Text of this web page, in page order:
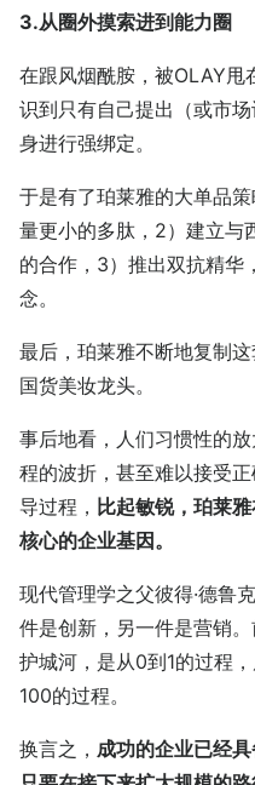
3.从圈外摸索进到能力圈
在跟风烟酰胺，被OLAY甩
识到只有自己提出（或市
身进行强绑定。
于是有了珀莱雅的大单品
量更小的多肽，2）建立与
的合作，3）推出双抗精华
念。
最后，珀莱雅不断地复制
国货美妆龙头。
事后地看，人们习惯性的
程的波折，甚至难以接受
导过程， 比起敏锐，珀莱
核心的企业基因。
现代管理学之父彼得·德鲁
件是创新，另一件是营销
护城河，是从0到1的过程
100的过程。
换言之， 成功的企业已经